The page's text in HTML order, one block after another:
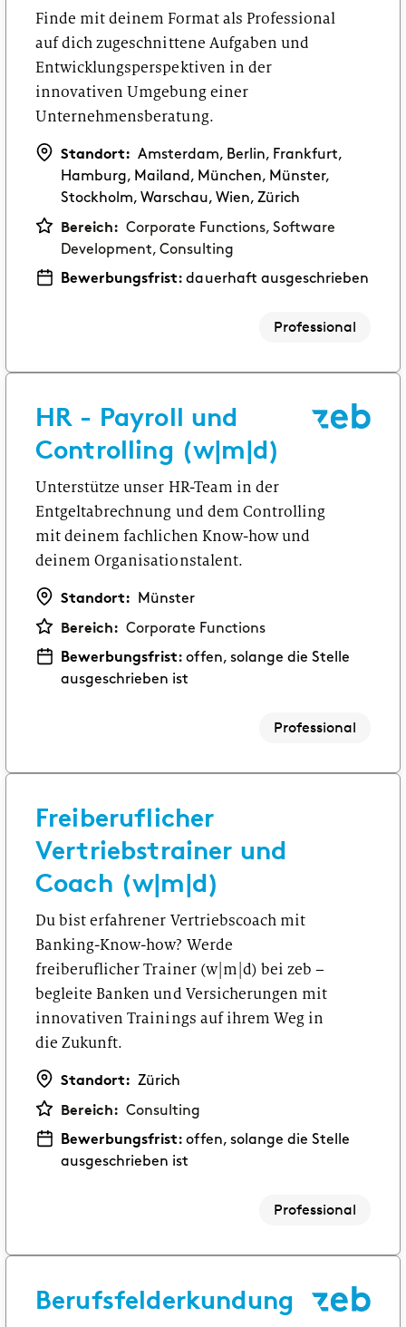
Finde mit deinem Format als Professional
auf dich zugeschnittene Aufgaben und
Entwicklungsperspektiven in der
innovativen Umgebung einer
Unternehmensberatung.
Standort: Amsterdam, Berlin, Frankfurt,
Hamburg, Mailand, München, Münster,
Stockholm, Warschau, Wien, Zürich
Bereich: Corporate Functions, Software
Development, Consulting
Bewerbungsfrist:dauerhaft ausgeschrieben
Professional
HR - Payroll und
Controlling (w|m|d)
Unterstütze unser HR-Team in der
Entgeltabrechnung und dem Controlling
mit deinem fachlichen Know-how und
deinem Organisationstalent.
Standort: Münster
Bereich: Corporate Functions
Bewerbungsfrist:offen, solange die Stelle
ausgeschrieben ist
Professional
Freiberuflicher
Vertriebstrainer und
Coach (w|m|d)
Du bist erfahrener Vertriebscoach mit
Banking-Know-how? Werde
freiberuflicher Trainer (w|m|d) bei zeb –
begleite Banken und Versicherungen mit
innovativen Trainings auf ihrem Weg in
die Zukunft.
Standort: Zürich
Bereich: Consulting
Bewerbungsfrist:offen, solange die Stelle
ausgeschrieben ist
Professional
Berufsfelderkundung